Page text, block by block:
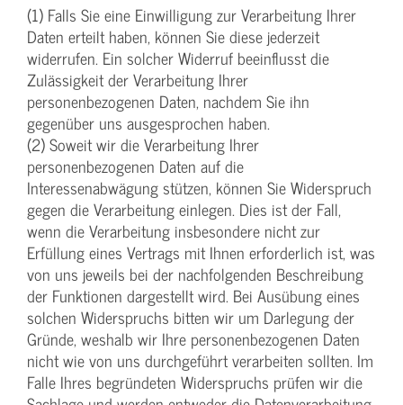
(1) Falls Sie eine Einwilligung zur Verarbeitung Ihrer
Daten erteilt haben, können Sie diese jederzeit
widerrufen. Ein solcher Widerruf beeinflusst die
Zulässigkeit der Verarbeitung Ihrer
personenbezogenen Daten, nachdem Sie ihn
gegenüber uns ausgesprochen haben.
(2) Soweit wir die Verarbeitung Ihrer
personenbezogenen Daten auf die
Interessenabwägung stützen, können Sie Widerspruch
gegen die Verarbeitung einlegen. Dies ist der Fall,
wenn die Verarbeitung insbesondere nicht zur
Erfüllung eines Vertrags mit Ihnen erforderlich ist, was
von uns jeweils bei der nachfolgenden Beschreibung
der Funktionen dargestellt wird. Bei Ausübung eines
solchen Widerspruchs bitten wir um Darlegung der
Gründe, weshalb wir Ihre personenbezogenen Daten
nicht wie von uns durchgeführt verarbeiten sollten. Im
Falle Ihres begründeten Widerspruchs prüfen wir die